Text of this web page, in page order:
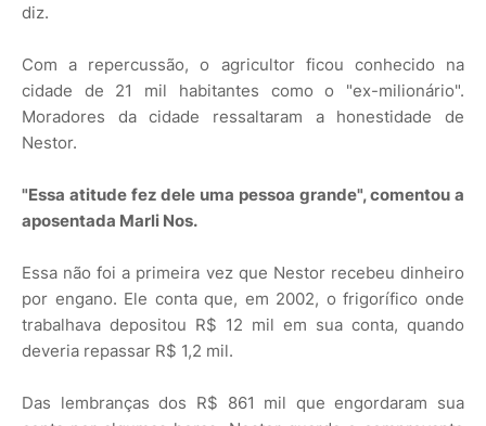
diz.
Com a repercussão, o agricultor ficou conhecido na
cidade de 21 mil habitantes como o "ex-milionário".
Moradores da cidade ressaltaram a honestidade de
Nestor.
"Essa atitude fez dele uma pessoa grande", comentou a
aposentada Marli Nos.
Essa não foi a primeira vez que Nestor recebeu dinheiro
por engano. Ele conta que, em 2002, o frigorífico onde
trabalhava depositou R$ 12 mil em sua conta, quando
deveria repassar R$ 1,2 mil.
Das lembranças dos R$ 861 mil que engordaram sua